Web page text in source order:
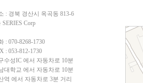
: 경북 경산시 옥곡동 813-6
SERIES Corp
: 070-8268-1730
: 053-812-1730
수성IC 에서 자동차로 10분
대학교 에서 자동차로 10분
역 에서 자동차로 3분 거리